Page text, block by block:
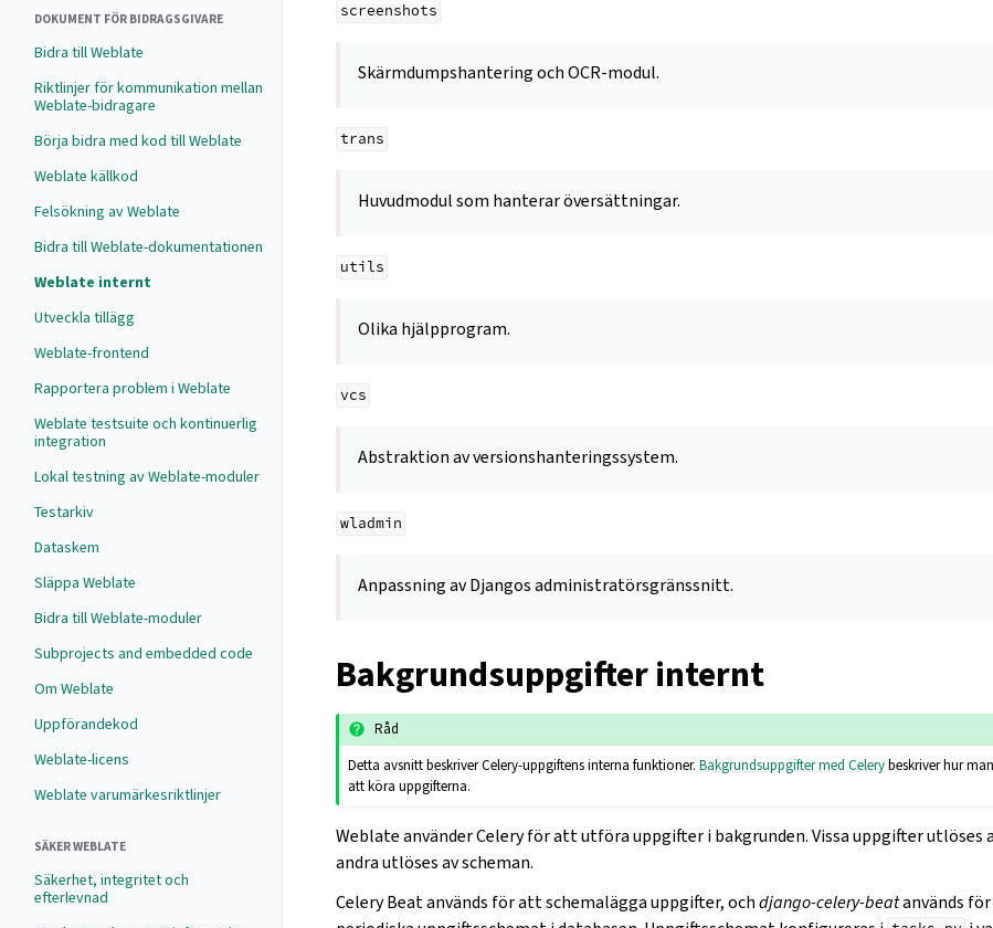
DOKUMENT FÖR BIDRAGSGIVARE
Bidra till Weblate
Riktlinjer för kommunikation mellan
Weblate-bidragare
Börja bidra med kod till Weblate
Weblate källkod
Felsökning av Weblate
Bidra till Weblate-dokumentationen
Weblate internt
Utveckla tillägg
Weblate-frontend
Rapportera problem i Weblate
Weblate testsuite och kontinuerlig
integration
Lokal testning av Weblate-moduler
Testarkiv
Dataskem
Släppa Weblate
Bidra till Weblate-moduler
Subprojects and embedded code
Om Weblate
Uppförandekod
Weblate-licens
Weblate varumärkesriktlinjer
SÄKER WEBLATE
Säkerhet, integritet och
efterlevnad
screenshots
Skärmdumpshantering och OCR-modul.
trans
Huvudmodul som hanterar översättningar.
utils
Olika hjälpprogram.
vcs
Abstraktion av versionshanteringssystem.
wladmin
Anpassning av Djangos administratörsgränssnitt.
Bakgrundsuppgifter internt
Råd
Detta avsnitt beskriver Celery-uppgiftens interna funktioner.Bakgrundsuppgifter med Celerybeskriver hur
att köra uppgifterna.
Weblate använder Celery för att utföra uppgifter i bakgrunden. Vissa uppgifter utlöses
andra utlöses av scheman.
Celery Beat används för att schemalägga uppgifter, ochdjango-celery-beatanvänds